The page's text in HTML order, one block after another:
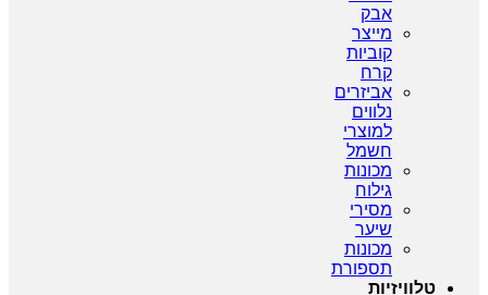
אבק
מייצר
קוביות
קרח
אביזרים
נלווים
למוצרי
חשמל
מכונות
גילוח
מסירי
שיער
מכונות
תספורת
טלוויזיות